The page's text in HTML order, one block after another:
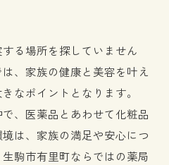
る場所を探していません
、家族の健康と美容を叶え
なポイントとなります。
、医薬品とあわせて化粧品
は、家族の満足や安心につ
駒市有里町ならではの薬局